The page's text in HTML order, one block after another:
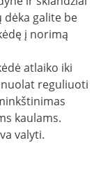
galite be
į norimą
atlaiko iki
nuolat reguliuoti
kaulams.
valyti.